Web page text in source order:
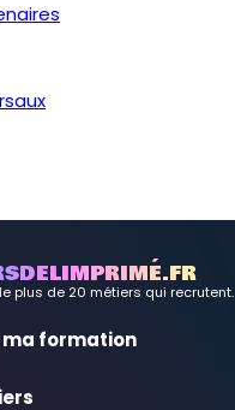
plus de 20 métiers qui recrutent.
ma formation